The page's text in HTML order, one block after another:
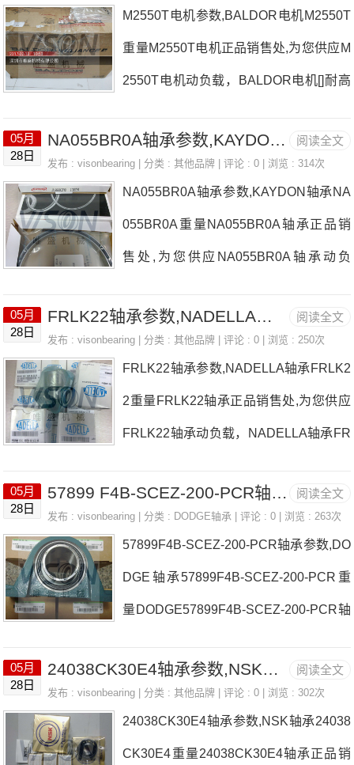
M2550T电机参数,BALDOR电机M2550T
重量M2550T电机正品销售处,为您供应M
2550T电机动负载，BALDOR电机[]耐高
以及图纸，准确的M2550T电机价格，M
阅读全文
05月
28日
NA055BR0A轴承参数,KAYDON轴承NA055BR0A重量
发布 :visonbearing | 分类 :其他品牌 | 评论 : 0 | 浏览 : 314次
NA055BR0A轴承参数,KAYDON轴承NA
055BR0A重量NA055BR0A轴承正品销
售处,为您供应NA055BR0A轴承动负
多少度，详细的NA055BR0A轴承尺寸参
阅读全文
05月
28日
FRLK22轴承参数,NADELLA轴承 FRLK22重量
发布 :visonbearing | 分类 :其他品牌 | 评论 : 0 | 浏览 : 250次
FRLK22轴承参数,NADELLA轴承FRLK2
2重量FRLK22轴承正品销售处,为您供应
FRLK22轴承动负载，NADELLA轴承FR
承尺寸参数以及图纸，准确的FRLK22轴
阅读全文
05月
28日
57899 F4B-SCEZ-200-PCR轴承参数,DODGE轴承
发布 :visonbearing | 分类 : DODGE轴承 | 评论 : 0 | 浏览 : 263次
57899F4B-SCEZ-200-PCR轴承参数,DO
DGE轴承57899F4B-SCEZ-200-PCR重
量DODGE57899F4B-SCEZ-200-PCR轴
-200-PCR轴承动负载，DODGE轴承578
阅读全文
05月
28日
24038CK30E4轴承参数,NSK轴承24038CK30E4重量
发布 :visonbearing | 分类 :其他品牌 | 评论 : 0 | 浏览 : 302次
24038CK30E4轴承参数,NSK轴承24038
CK30E4重量24038CK30E4轴承正品销